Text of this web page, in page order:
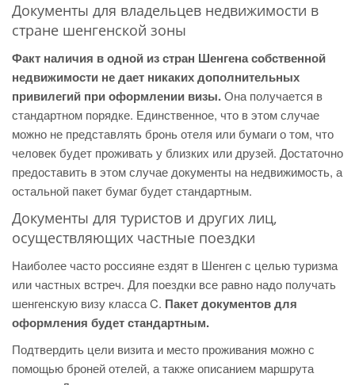
Документы для владельцев недвижимости в
стране шенгенской зоны
Факт наличия в одной из стран Шенгена собственной
недвижимости не дает никаких дополнительных
привилегий при оформлении визы.Она получается в
стандартном порядке. Единственное, что в этом случае
можно не представлять бронь отеля или бумаги о том, что
человек будет проживать у близких или друзей. Достаточно
предоставить в этом случае документы на недвижимость, а
остальной пакет бумаг будет стандартным.
Документы для туристов и других лиц,
осуществляющих частные поездки
Наиболее часто россияне ездят в Шенген с целью туризма
или частных встреч. Для поездки все равно надо получать
шенгенскую визу класса C. Пакет документов для
оформления будет стандартным.
Подтвердить цели визита и место проживания можно с
помощью броней отелей, а также описанием маршрута